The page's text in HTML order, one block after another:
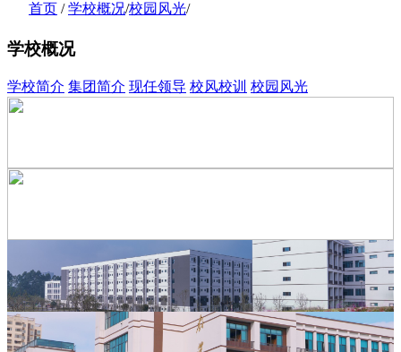
首页 / 学校概况/校园风光/
学校概况
学校简介 集团简介 现任领导 校风校训 校园风光